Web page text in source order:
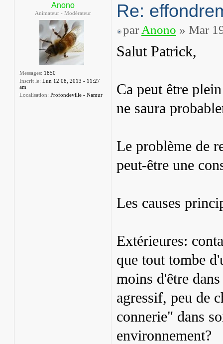
Anono
Animateur - Modérateur
Messages: 1850
Inscrit le: Lun 12 08, 2013 - 11:27
am
Localisation: Profondeville - Namur
Re:
par Anono » Mar
Salut Patrick,
Ca peut être
ne saura
Le problème de
peut-être une
Les causes
Extérieures:
que tout tombe
moins d'être
agressif, peu de
connerie" dans
environnement?